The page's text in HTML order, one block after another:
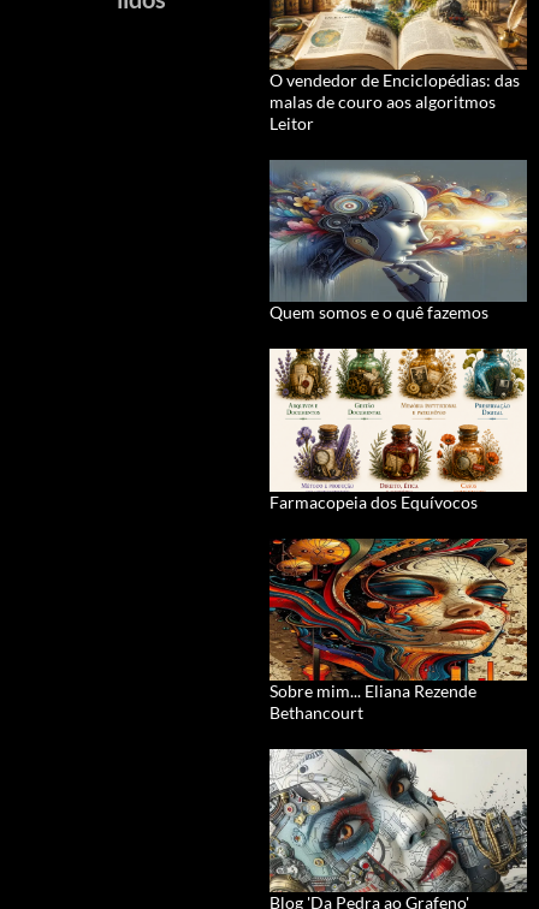
O vendedor de Enciclopédias: das
malas de couro aos algoritmos
Leitor
Quem somos e o quê fazemos
Farmacopeia dos Equívocos
Sobre mim... Eliana Rezende
Bethancourt
Blog 'Da Pedra ao Grafeno'